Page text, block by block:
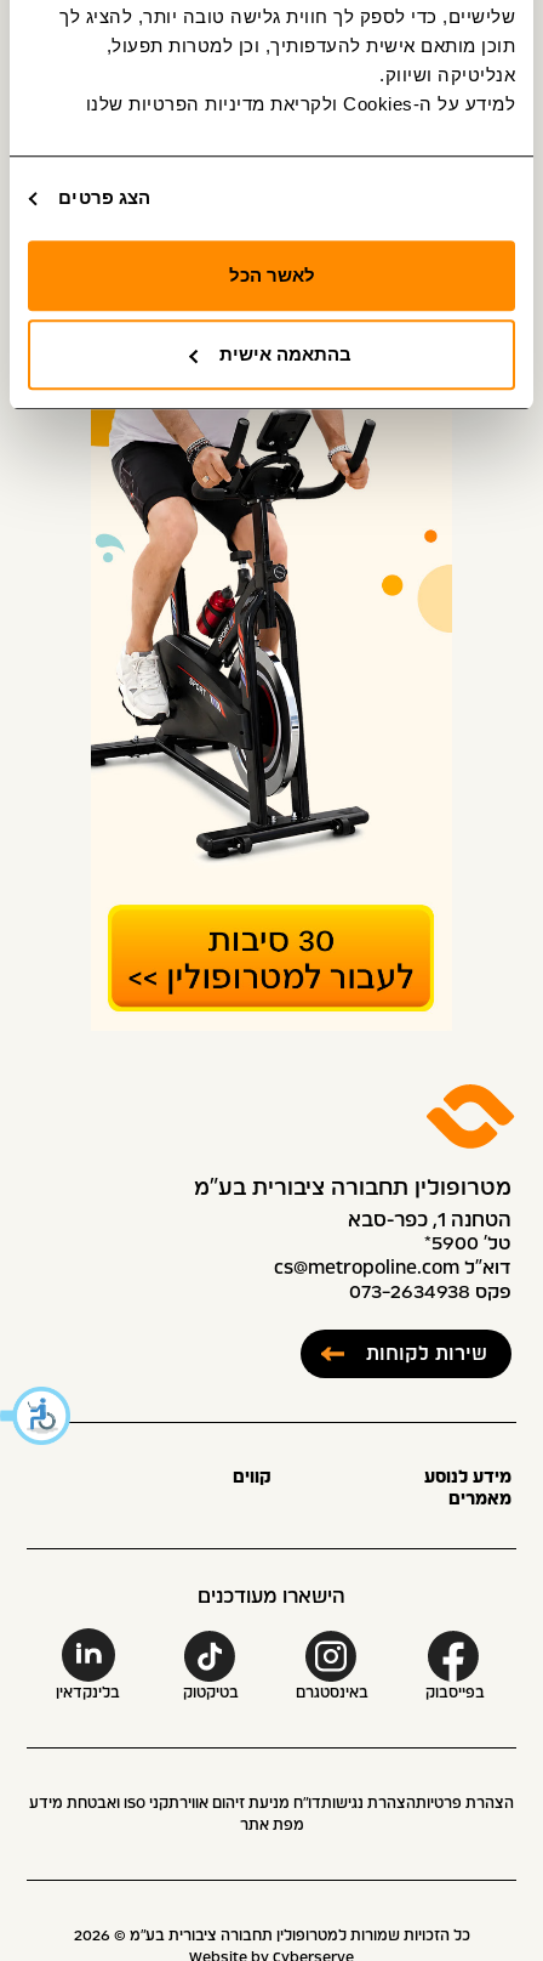
אנליטיקה ושיווק.
למידע על ה-Cookies ולקריאת מדיניות הפרטיות שלנו
הצג פרטים
לאשר הכל
בהתאמה אישית
מטרופולין תחבורה ציבורית בע״מ
הטחנה 1, כפר-סבא
טל׳ 5900*
דוא”ל cs@metropoline.com
פקס 073-2634938
שירות לקוחות
מידע לנוסע
קווים
מאמרים
הישארו מעודכנים
בפייסבוק באינסטגרם בטיקטוק בלינקדאין
הצהרת פרטיותהצהרת נגישותדו״ח מניעת זיהום אווירתקני ISO ואבטחת מידע
מפת אתר
כל הזכויות שמורות למטרופולין תחבורה ציבורית בע״מ © 2026
Website by Cyberserve